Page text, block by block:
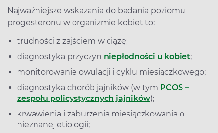
Najważniejsze wskazania do badania poziomu
progesteronu w organizmie kobiet to:
trudności z zajściem w ciążę;
diagnostyka przyczyn niepłodności u kobiet;
monitorowanie owulacji i cyklu miesiączkowego;
diagnostyka chorób jajników (w tym PCOS –
zespołu policystycznych jajników);
krwawienia i zaburzenia miesiączkowania o
nieznanej etiologii;